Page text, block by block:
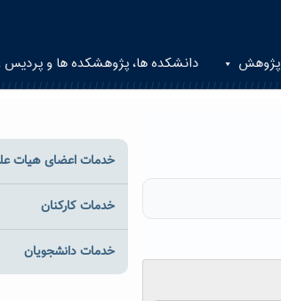
پژوهش دانشکده ها، پژوهشکده ها و پردیس
خدمات اعضای هیات
خدمات کارکنان
خدمات دانشجویان